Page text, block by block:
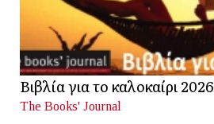
Βιβλία για το καλοκαίρι 2026
The Books' Journal